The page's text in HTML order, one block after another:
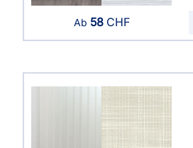
Ab 58CHF